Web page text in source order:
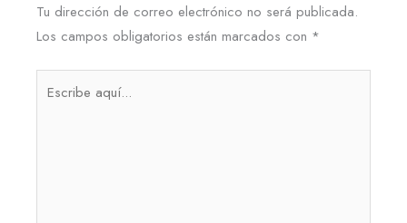
Tu dirección de correo electrónico no será publicada.
Los campos obligatorios están marcados con *